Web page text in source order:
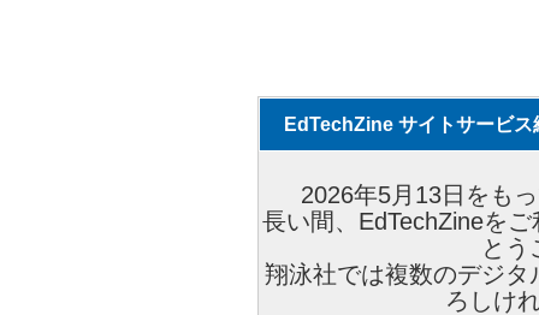
EdTechZine サイトサービス
2026年5月13日をも
長い間、EdTechZineを
とう
翔泳社では複数のデジ
ろしけ